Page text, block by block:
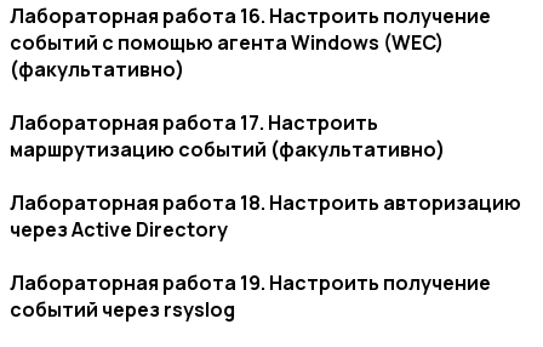
Лабораторная работа 16. Настроить получение
событий с помощью агента Windows (WEC)
(факультативно)
Лабораторная работа 17. Настроить
маршрутизацию событий (факультативно)
Лабораторная работа 18. Настроить авторизацию
через Active Directory
Лабораторная работа 19. Настроить получение
событий через rsyslog